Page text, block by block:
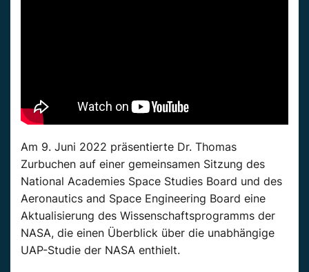
Am 9. Juni 2022 präsentierte Dr. Thomas
Zurbuchen auf einer gemeinsamen Sitzung des
National Academies Space Studies Board und des
Aeronautics and Space Engineering Board eine
Aktualisierung des Wissenschaftsprogramms der
NASA, die einen Überblick über die unabhängige
UAP-Studie der NASA enthielt.